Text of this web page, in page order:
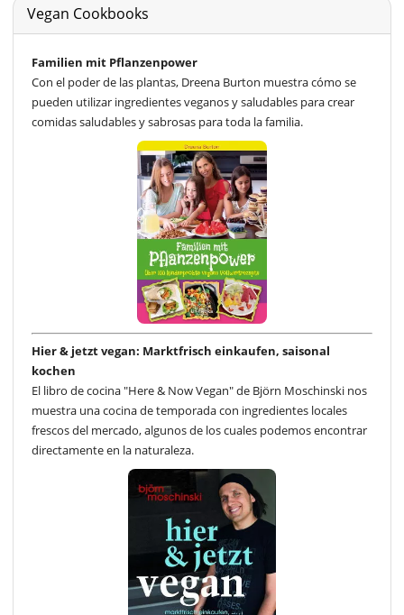
Vegan Cookbooks
Familien mit Pflanzenpower
Con el poder de las plantas, Dreena Burton muestra cómo se
pueden utilizar ingredientes veganos y saludables para crear
comidas saludables y sabrosas para toda la familia.
Hier & jetzt vegan: Marktfrisch einkaufen, saisonal
kochen
El libro de cocina "Here & Now Vegan" de Björn Moschinski nos
muestra una cocina de temporada con ingredientes locales
frescos del mercado, algunos de los cuales podemos encontrar
directamente en la naturaleza.